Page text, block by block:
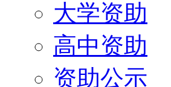
大学资助
高中资助
资助公示